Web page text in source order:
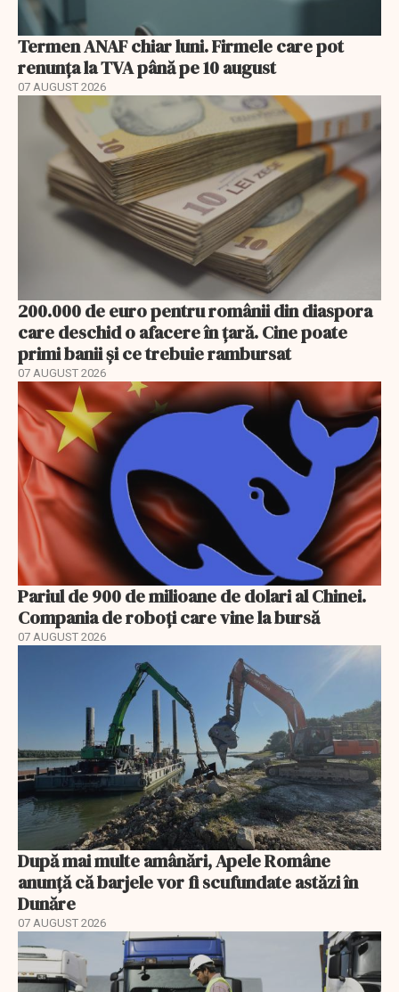
Termen ANAF chiar luni. Firmele care pot
renunța la TVA până pe 10 august
07 AUGUST 2026
200.000 de euro pentru românii din diaspora
care deschid o afacere în țară. Cine poate
primi banii și ce trebuie rambursat
07 AUGUST 2026
Pariul de 900 de milioane de dolari al Chinei.
Compania de roboți care vine la bursă
07 AUGUST 2026
După mai multe amânări, Apele Române
anunță că barjele vor fi scufundate astăzi în
Dunăre
07 AUGUST 2026